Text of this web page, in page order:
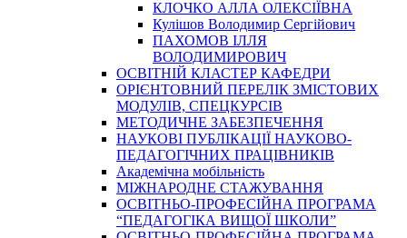
КЛОЧКО АЛЛА ОЛЕКСІЇВНА
Кулішов Володимир Сергійович
ПАХОМОВ ІЛЛЯ
ВОЛОДИМИРОВИЧ
ОСВІТНІЙ КЛАСТЕР КАФЕДРИ
ОРІЄНТОВНИЙ ПЕРЕЛІК ЗМІСТОВИХ
МОДУЛІВ, СПЕЦКУРСІВ
МЕТОДИЧНЕ ЗАБЕЗПЕЧЕННЯ
НАУКОВІ ПУБЛІКАЦІЇ НАУКОВО-
ПЕДАГОГІЧНИХ ПРАЦІВНИКІВ
Академічна мобільність
МІЖНАРОДНЕ СТАЖУВАННЯ
ОСВІТНЬО-ПРОФЕСІЙНА ПРОГРАМА
“ПЕДАГОГІКА ВИЩОЇ ШКОЛИ”